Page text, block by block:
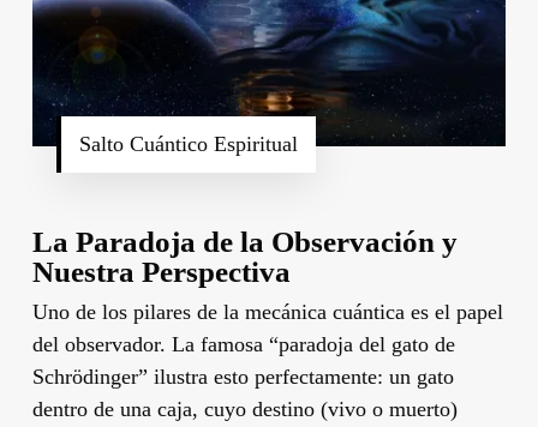
Salto Cuántico Espiritual
La Paradoja de la Observación y
Nuestra Perspectiva
Uno de los pilares de la mecánica cuántica es el papel
del observador. La famosa “paradoja del gato de
Schrödinger” ilustra esto perfectamente: un gato
dentro de una caja, cuyo destino (vivo o muerto)